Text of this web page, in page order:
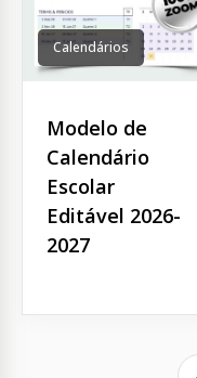
Calendários
Modelo de
Calendário
Escolar
Editável 2026-
2027